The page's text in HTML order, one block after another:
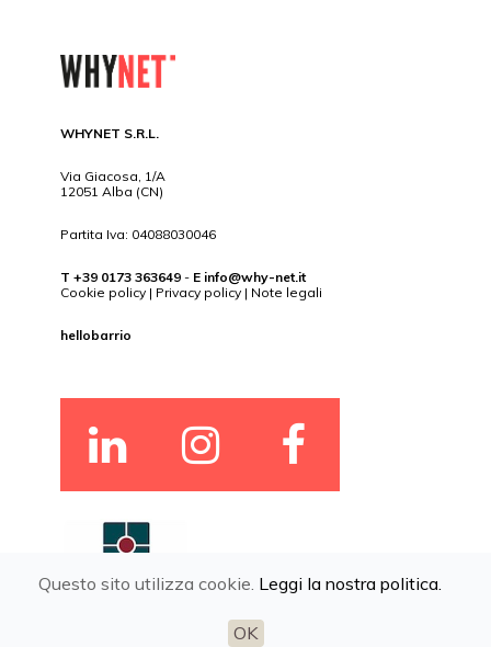
WHYNET S.R.L.
Via Giacosa, 1/A
12051 Alba (CN)
Partita Iva: 04088030046
T +39 0173 363649 - E info@why-net.it
Cookie policy | Privacy policy | Note legali
hellobarrio
Questo sito utilizza cookie. Leggi la nostra politica.
OK